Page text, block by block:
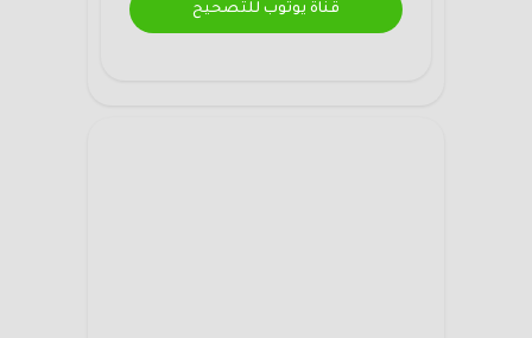
قناة يوتوب للتصحيح